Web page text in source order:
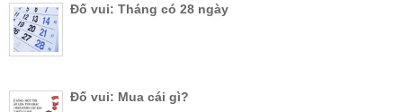
Đố vui: Tháng có 28 ngày
Đố vui: Mua cái gì?